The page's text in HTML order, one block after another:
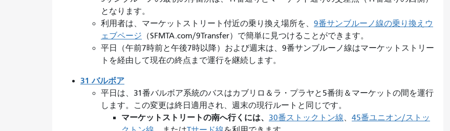
となります。
利用者は、マーケットストリート付近の乗り換え場所を、 9番サンブルーノ線の乗り換えウ
ェブページ （SFMTA.com/9Transfer）で簡単に見つけることができます。
平日（午前7時前と午後7時以降）および週末は、9番サンブルーノ線はマーケットストリー
トを経由して現在の終点まで運行を継続します。
31 バルボア
平日は、31番バルボア系統のバスはカブリロ＆ラ・プラヤと5番街＆マーケットの間を運行
します。この変更は終日適用され、週末の現行ルートと同じです。
マーケットストリートの南へ行くには、 30番ストックトン線、 45番ユニオン/ストッ